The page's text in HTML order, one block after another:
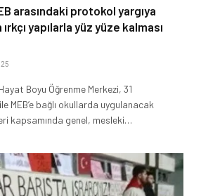
arasındaki protokol yargıya
yapılarla yüz yüze kalması
Boyu Öğrenme Merkezi, 31
MEB’e bağlı okullarda uygulanacak
kapsamında genel, mesleki…